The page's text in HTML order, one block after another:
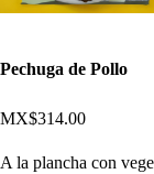
Pechuga de Pollo
MX$314.00
A la plancha con